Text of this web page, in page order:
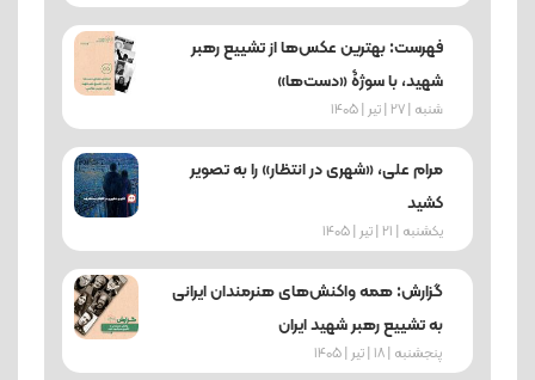
فهرست: بهترین عکس‌ها از تشییع رهبر
شهید، با سوژۀ «دست‌ها»
شنبه | 27 | تیر | 1405
مرام علی، «شهری در انتظار» را به تصویر
کشید
یکشنبه | 21 | تیر | 1405
گزارش: همه واکنش‌های هنرمندان ایرانی
به تشییع رهبر شهید ایران
پنجشنبه | 18 | تیر | 1405